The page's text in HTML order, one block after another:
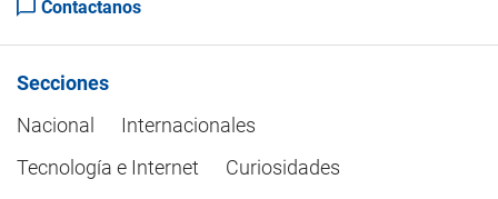
Contactanos
Secciones
Nacional
Internacionales
Tecnología e Internet
Curiosidades